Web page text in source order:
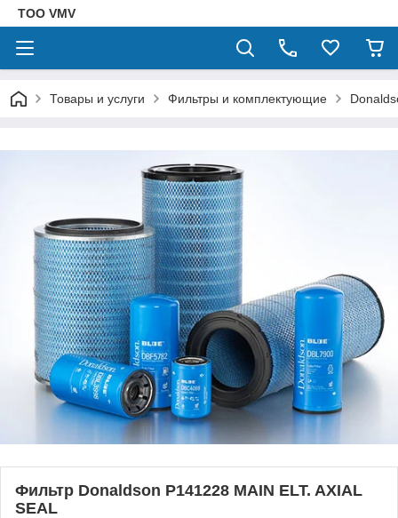
ТОО VMV
Товары и услуги Фильтры и комплектующие
Фильтр Donaldson P141228 MAIN ELT. AXIAL
SEAL